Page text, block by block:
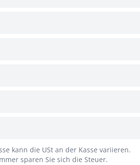
kann die USt an der Kasse variieren.
sparen Sie sich die Steuer.